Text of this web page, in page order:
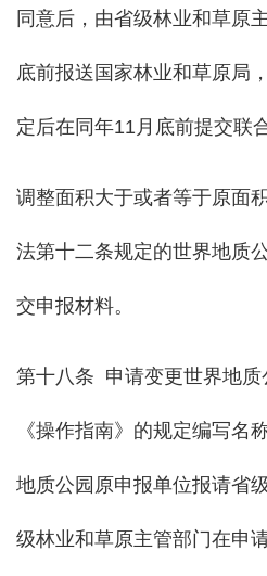
同意后，由省级林业和草原
底前报送国家林业和草原局
定后在同年11月底前提交联
调整面积大于或者等于原面
法第十二条规定的世界地质
交申报材料。
第十八条 申请变更世界地质
《操作指南》的规定编写名
地质公园原申报单位报请省
级林业和草原主管部门在申